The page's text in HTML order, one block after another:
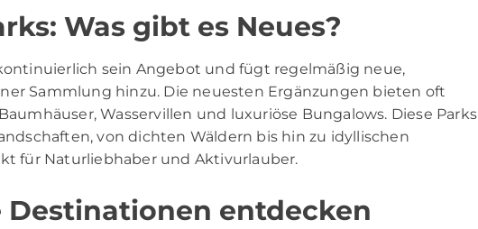
Was gibt es Neues?
sein Angebot und fügt regelmäßig neue,
Sammlung hinzu. Die neuesten Ergänzungen bieten oft
Wasservillen und luxuriöse Bungalows. Diese Parks
von dichten Wäldern bis hin zu idyllischen
für Naturliebhaber und Aktivurlauber.
Destinationen entdecken